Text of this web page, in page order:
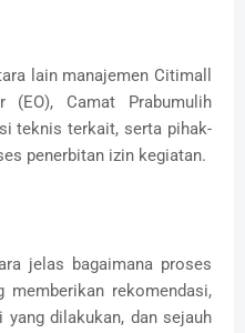
lain manajemen Citimall
(EO), Camat Prabumulih
teknis terkait, serta pihak-
penerbitan izin kegiatan.
jelas bagaimana proses
memberikan rekomendasi,
yang dilakukan, dan sejauh